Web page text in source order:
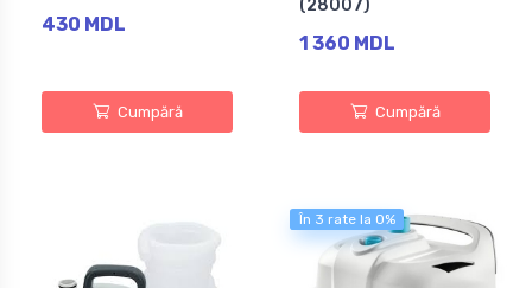
430 MDL
Cumpără
(28007)
1 360 MDL
Cumpără
În 3 rate la 0%